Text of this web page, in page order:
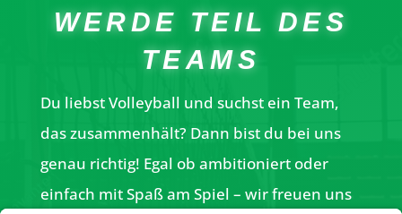
WERDE TEIL DES
TEAMS
Du liebst Volleyball und suchst ein Team,
das zusammenhält? Dann bist du bei uns
genau richtig! Egal ob ambitioniert oder
einfach mit Spaß am Spiel – wir freuen uns